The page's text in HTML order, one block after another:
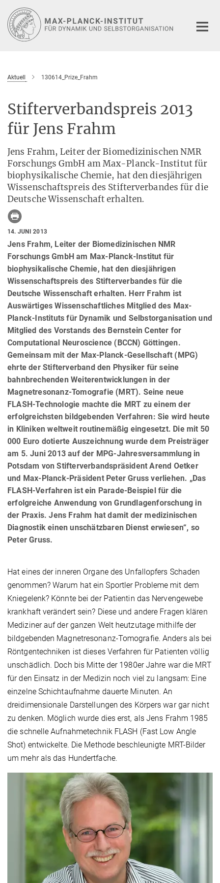
Hauptinhalt
Aktuell 130614_Prize_Frahm
Stifterverbandspreis 2013
für Jens Frahm
Jens Frahm, Leiter der Biomedizinischen NMR
Forschungs GmbH am Max-Planck-Institut für
biophysikalische Chemie, hat den diesjährigen
Wissenschaftspreis des Stifterverbandes für die
Deutsche Wissenschaft erhalten.
14. JUNI 2013
Jens Frahm, Leiter der Biomedizinischen NMR
Forschungs GmbH am Max-Planck-Institut für
biophysikalische Chemie, hat den diesjährigen
Wissenschaftspreis des Stifterverbandes für die
Deutsche Wissenschaft erhalten. Herr Frahm ist
Auswärtiges Wissenschaftliches Mitglied des Max-
Planck-Instituts für Dynamik und Selbstorganisation und
Mitglied des Vorstands des Bernstein Center for
Computational Neuroscience (BCCN) Göttingen.
Gemeinsam mit der Max-Planck-Gesellschaft (MPG)
ehrte der Stifterverband den Physiker für seine
bahnbrechenden Weiterentwicklungen in der
Magnetresonanz-Tomografie (MRT). Seine neue
FLASH-Technologie machte die MRT zu einem der
erfolgreichsten bildgebenden Verfahren: Sie wird heute
in Kliniken weltweit routinemäßig eingesetzt. Die mit 50
000 Euro dotierte Auszeichnung wurde dem Preisträger
am 5. Juni 2013 auf der MPG-Jahresversammlung in
Potsdam von Stifterverbandspräsident Arend Oetker
und Max-Planck-Präsident Peter Gruss verliehen. „Das
FLASH-Verfahren ist ein Parade-Beispiel für die
erfolgreiche Anwendung von Grundlagenforschung in
der Praxis. Jens Frahm hat damit der medizinischen
Diagnostik einen unschätzbaren Dienst erwiesen“, so
Peter Gruss.
Hat eines der inneren Organe des Unfallopfers Schaden
genommen? Warum hat ein Sportler Probleme mit dem
Kniegelenk? Könnte bei der Patientin das Nervengewebe
krankhaft verändert sein? Diese und andere Fragen klären
Mediziner auf der ganzen Welt heutzutage mithilfe der
bildgebenden Magnetresonanz-Tomografie. Anders als bei
Röntgentechniken ist dieses Verfahren für Patienten völlig
unschädlich. Doch bis Mitte der 1980er Jahre war die MRT
für den Einsatz in der Medizin noch viel zu langsam: Eine
einzelne Schichtaufnahme dauerte Minuten. An
dreidimensionale Darstellungen des Körpers war gar nicht
zu denken. Möglich wurde dies erst, als Jens Frahm 1985
die schnelle Aufnahmetechnik FLASH (Fast Low Angle
Shot) entwickelte. Die Methode beschleunigte MRT-Bilder
um mehr als das Hundertfache.